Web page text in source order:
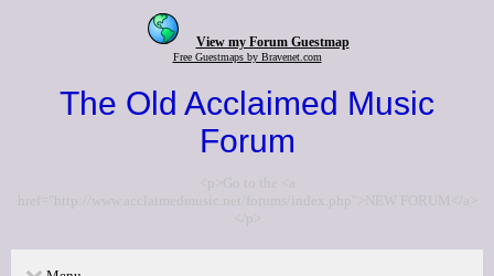
View my Forum Guestmap
Free Guestmaps by Bravenet.com
The Old Acclaimed Music
Forum
<p>Go to the <a
href="http://www.acclaimedmusic.net/forums/index.php">NEW FORUM</a>
</p>